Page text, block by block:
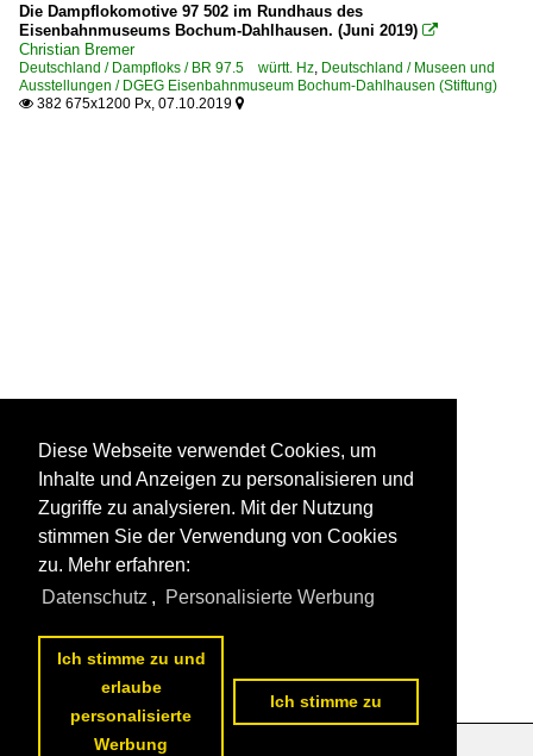
Die Dampflokomotive 97 502 im Rundhaus des
Eisenbahnmuseums Bochum-Dahlhausen. (Juni 2019) 
Christian Bremer
Deutschland / Dampfloks / BR 97.5 württ. Hz, Deutschland / Museen und
Ausstellungen / DGEG Eisenbahnmuseum Bochum-Dahlhausen (Stiftung)
 382 675x1200 Px, 07.10.2019 
Diese Webseite verwendet Cookies, um
Inhalte und Anzeigen zu personalisieren und
Zugriffe zu analysieren. Mit der Nutzung
stimmen Sie der Verwendung von Cookies
zu. Mehr erfahren:
Datenschutz , Personalisierte Werbung
Ich stimme zu und
erlaube
personalisierte
Werbung
Ich stimme zu